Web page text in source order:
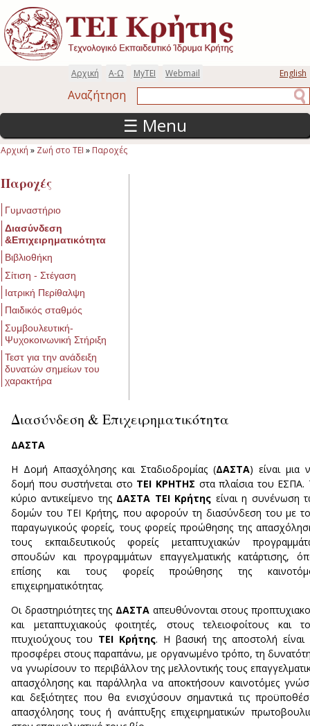
Παράκαμψη προς το κυρίως περιεχόμενο
English
Webmail
MyTEI
Α-Ω
Αρχική
Αναζήτηση
☰ Menu
Αρχική » Ζωή στο ΤΕΙ » Παροχές
Παροχές
Γυμναστήριο
Διασύνδεση
&Επιχειρηματικότητα
Βιβλιοθήκη
Σίτιση - Στέγαση
Ιατρική Περίθαλψη
Παιδικός σταθμός
Συμβουλευτική-
Ψυχοκοινωνική Στήριξη
Τεστ για την ανάδειξη
δυνατών σημείων του
χαρακτήρα
Διασύνδεση & Επιχειρηματικότητα
ΔΑΣΤΑ
Η Δομή Απασχόλησης και Σταδιοδρομίας (ΔΑΣΤΑ) είναι μια
δομή που συστήνεται στο ΤΕΙ ΚΡΗΤΗΣ στα πλαίσια του ΕΣΠΑ.
κύριο αντικείμενο της ΔΑΣΤΑ ΤΕΙ Κρήτης είναι η συνένωση
δομών του ΤΕΙ Κρήτης, που αφορούν τη διασύνδεση του με
παραγωγικούς φορείς, τους φορείς προώθησης της
τους εκπαιδευτικούς φορείς μεταπτυχιακών
σπουδών και προγραμμάτων επαγγελματικής κατάρτισης,
επίσης και τους φορείς προώθησης της
επιχειρηματικότητας.
Οι δραστηριότητες της ΔΑΣΤΑ απευθύνονται στους
και μεταπτυχιακούς φοιτητές, στους τελειοφοίτους και
πτυχιούχους του ΤΕΙ Κρήτης. Η βασική της αποστολή είναι
προσφέρει στους παραπάνω, με οργανωμένο τρόπο, τη
να γνωρίσουν το περιβάλλον της μελλοντικής τους
απασχόλησης και παράλληλα να αποκτήσουν καινοτόμες
και δεξιότητες που θα ενισχύσουν σημαντικά τις
απασχόλησης τους ή ανάπτυξης επιχειρηματικών